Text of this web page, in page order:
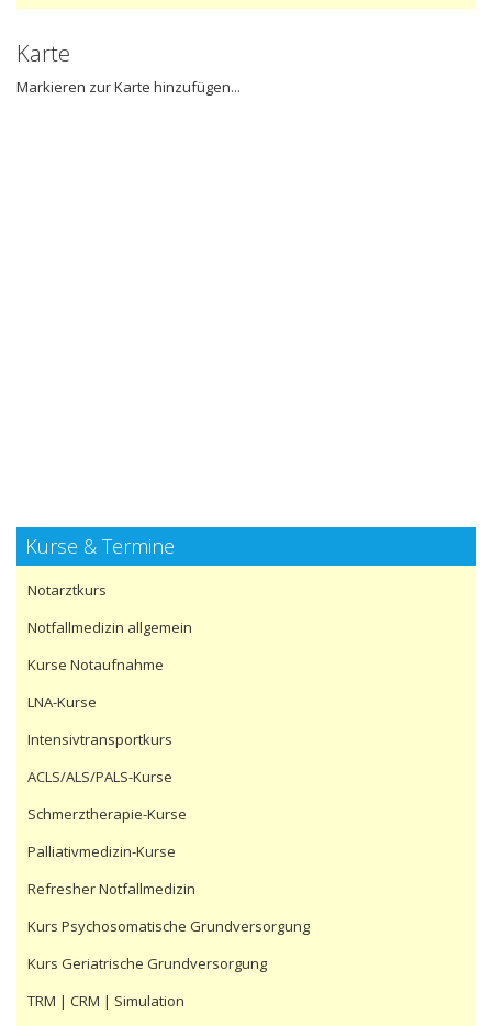
Karte
Markieren zur Karte hinzufügen...
Kurse & Termine
Notarztkurs
Notfallmedizin allgemein
Kurse Notaufnahme
LNA-Kurse
Intensivtransportkurs
ACLS/ALS/PALS-Kurse
Schmerztherapie-Kurse
Palliativmedizin-Kurse
Refresher Notfallmedizin
Kurs Psychosomatische Grundversorgung
Kurs Geriatrische Grundversorgung
TRM | CRM | Simulation